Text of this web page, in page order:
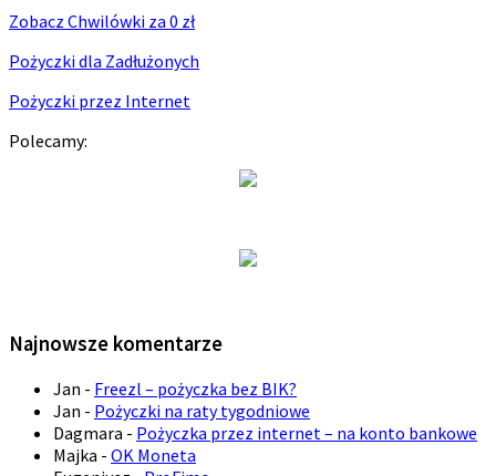
Zobacz Chwilówki za 0 zł
Pożyczki dla Zadłużonych
Pożyczki przez Internet
Polecamy:
Najnowsze komentarze
Jan - Freezl – pożyczka bez BIK?
Jan - Pożyczki na raty tygodniowe
Dagmara - Pożyczka przez internet – na konto bankowe
Majka - OK Moneta